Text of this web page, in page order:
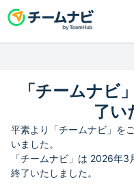
「チームナビ
了い
平素より「チームナビ」を
いました。
「チームナビ」は 2026年
終了いたしました。